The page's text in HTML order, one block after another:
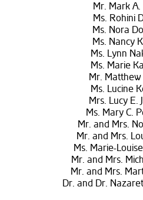
Mr. Mark A.
Ms. Rohini
Ms. Nora
Ms. Nancy
Ms. Lynn
Ms. Marie
Mr.
Ms. Lucine
Mrs. Lucy E.
Ms. Mary C.
Mr. and Mrs.
Mr. and Mrs.
Ms. Marie-
Mr. and Mrs.
Mr. and Mrs.
Dr. and Dr.